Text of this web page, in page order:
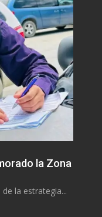
la Zona
la estrategia...